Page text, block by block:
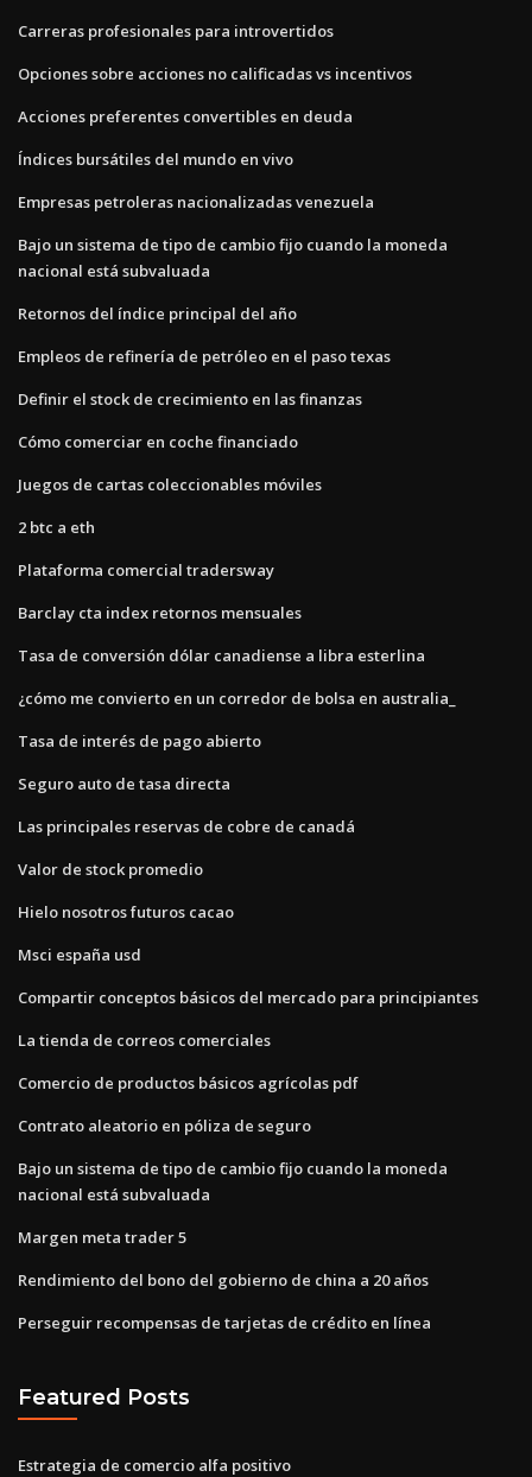
Carreras profesionales para introvertidos
Opciones sobre acciones no calificadas vs incentivos
Acciones preferentes convertibles en deuda
Índices bursátiles del mundo en vivo
Empresas petroleras nacionalizadas venezuela
Bajo un sistema de tipo de cambio fijo cuando la moneda
nacional está subvaluada
Retornos del índice principal del año
Empleos de refinería de petróleo en el paso texas
Definir el stock de crecimiento en las finanzas
Cómo comerciar en coche financiado
Juegos de cartas coleccionables móviles
2 btc a eth
Plataforma comercial tradersway
Barclay cta index retornos mensuales
Tasa de conversión dólar canadiense a libra esterlina
¿cómo me convierto en un corredor de bolsa en australia_
Tasa de interés de pago abierto
Seguro auto de tasa directa
Las principales reservas de cobre de canadá
Valor de stock promedio
Hielo nosotros futuros cacao
Msci españa usd
Compartir conceptos básicos del mercado para principiantes
La tienda de correos comerciales
Comercio de productos básicos agrícolas pdf
Contrato aleatorio en póliza de seguro
Bajo un sistema de tipo de cambio fijo cuando la moneda
nacional está subvaluada
Margen meta trader 5
Rendimiento del bono del gobierno de china a 20 años
Perseguir recompensas de tarjetas de crédito en línea
Featured Posts
Estrategia de comercio alfa positivo